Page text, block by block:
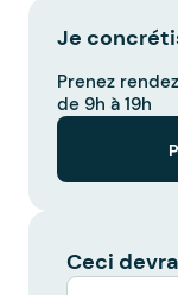
Je
Prenez
de 9h à 19h
Ceci